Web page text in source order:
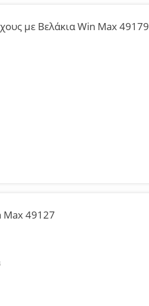
με Βελάκια Win Max 49179
Max 49127